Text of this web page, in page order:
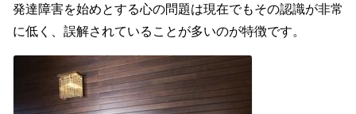
発達障害を始めとする心の問題は現在でもその認識が非常
に低く、誤解されていることが多いのが特徴です。